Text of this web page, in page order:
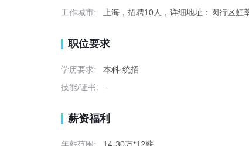
工作城市:
上海，招聘10人，详细地址：闵行区
职位要求
学历要求: 本科·统招
技能/证书:
-
薪资福利